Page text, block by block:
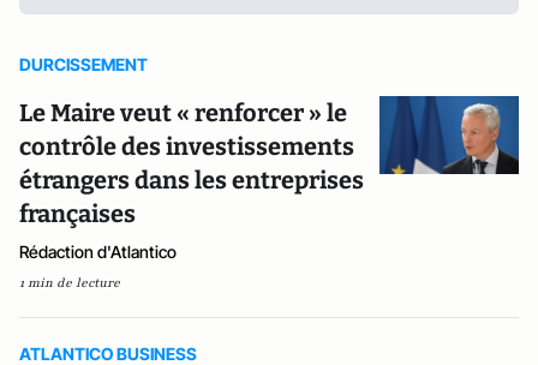
DURCISSEMENT
Le Maire veut « renforcer » le
contrôle des investissements
étrangers dans les entreprises
françaises
Rédaction d'Atlantico
1 min de lecture
ATLANTICO BUSINESS